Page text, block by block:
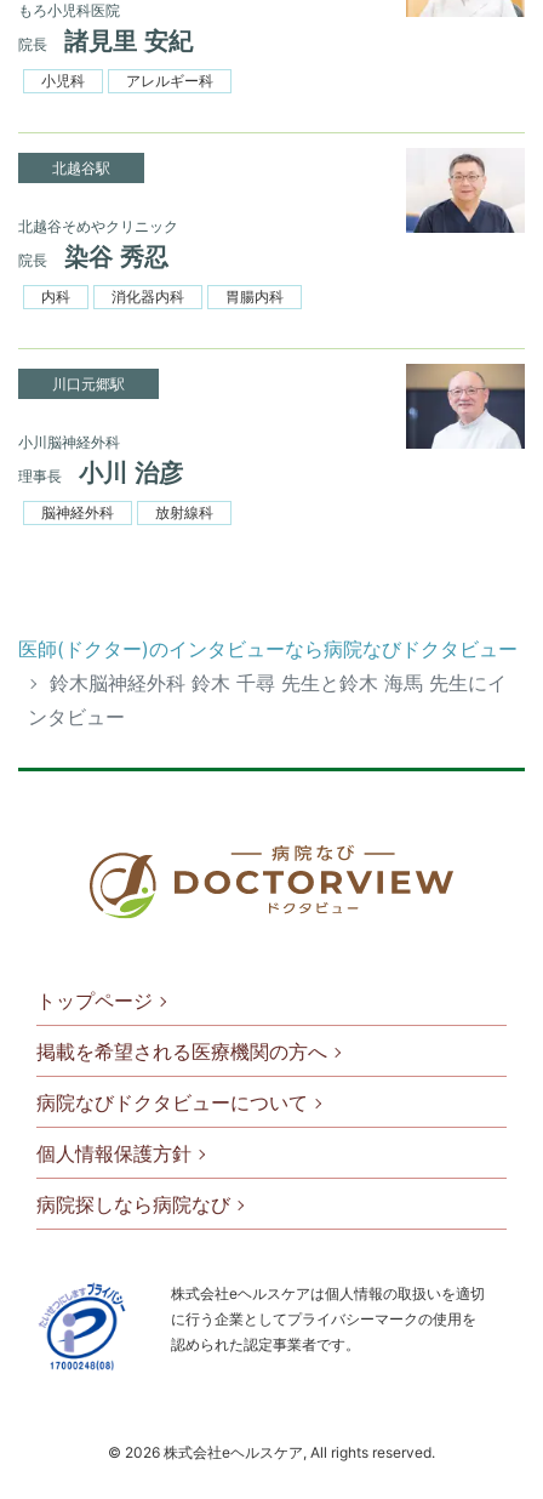
もろ小児科医院
院長
諸見里 安紀
小児科 アレルギー科
北越谷駅
北越谷そめやクリニック
院長
染谷 秀忍
内科 消化器内科 胃腸内科
川口元郷駅
小川脳神経外科
理事長
小川 治彦
脳神経外科 放射線科
医師(ドクター)のインタビューなら病院なびドクタビュー
鈴木脳神経外科 鈴木 千尋 先生と鈴木 海馬 先生にイ
ンタビュー
フッタメニ
トップページ
掲載を希望される医療機関の方へ
病院なびドクタビューについて
個人情報保護方針
病院探しなら病院なび
株式会社eヘルスケアは個人情報の取扱いを適切
に行う企業としてプライバシーマークの使用を
認められた認定事業者です。
© 2026 株式会社eヘルスケア, All rights reserved.